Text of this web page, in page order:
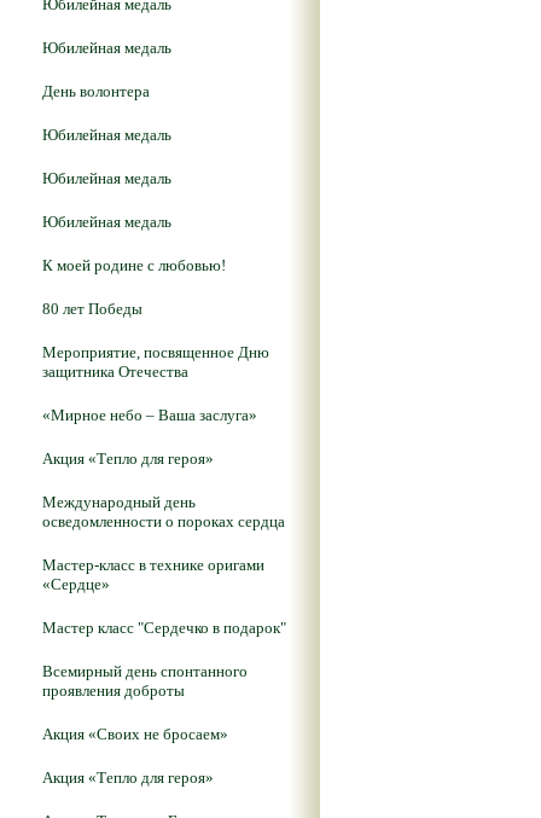
Юбилейная медаль
Юбилейная медаль
День волонтера
Юбилейная медаль
Юбилейная медаль
Юбилейная медаль
К моей родине с любовью!
80 лет Победы
Мероприятие, посвященное Дню
защитника Отечества
«Мирное небо – Ваша заслуга»
Акция «Тепло для героя»
Международный день
осведомленности о пороках сердца
Мастер-класс в технике оригами
«Сердце»
Мастер класс "Сердечко в подарок"
Всемирный день спонтанного
проявления доброты
Акция «Своих не бросаем»
Акция «Тепло для героя»